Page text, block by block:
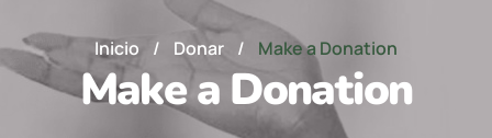
Inicio / Donar / Make a Donation
Make a Donation